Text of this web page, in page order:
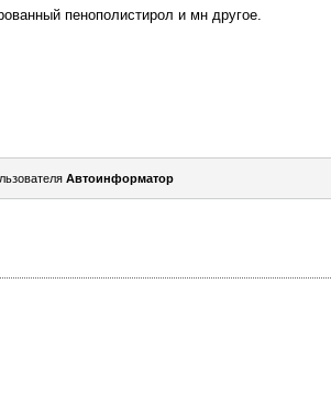
пенополистирол и мн другое.
Автоинформатор